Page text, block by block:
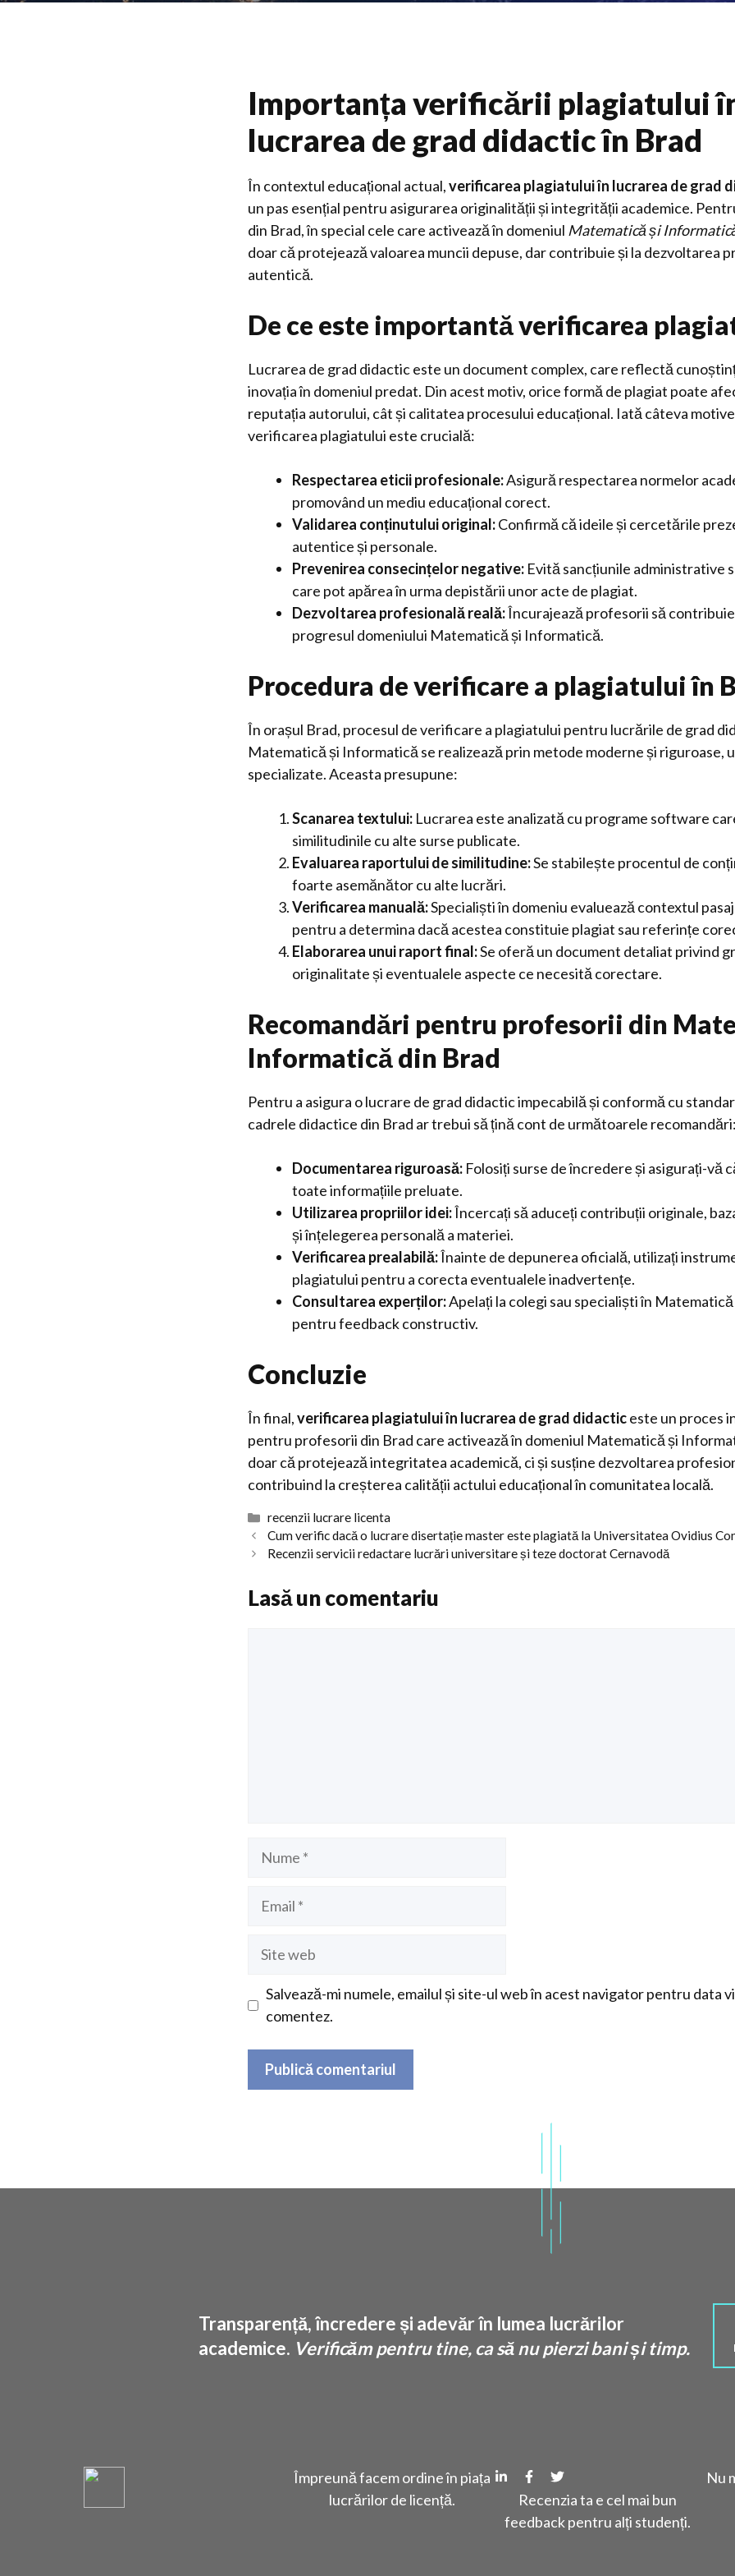
Importanța verificării plagiatului
lucrarea de grad didactic în Brad
În contextul educațional actual,verificarea plagiatului în lucrarea de grad
un pas esențial pentru asigurarea originalității și integrității academice.
din Brad, în special cele care activează în domeniul Matematică și
doar că protejează valoarea muncii depuse, dar contribuie și la dezvoltarea
autentică.
De ce este importantă verificarea
Lucrarea de grad didactic este un document complex, care reflectă
inovația în domeniul predat. Din acest motiv, orice formă de plagiat poate
reputația autorului, cât și calitatea procesului educațional. Iată câteva
verificarea plagiatului este crucială:
Respectarea eticii profesionale:Asigură respectarea normelor
promovând un mediu educațional corect.
Validarea conținutului original:Confirmă că ideile și cercetările
autentice și personale.
Prevenirea consecințelor negative: Evită sancțiunile administrative
care pot apărea în urma depistării unor acte de plagiat.
Dezvoltarea profesională reală:Încurajează profesorii să
progresul domeniului Matematică și Informatică.
Procedura de verificare a plagiatului în
În orașul Brad, procesul de verificare a plagiatului pentru lucrările de grad
Matematică și Informatică se realizează prin metode moderne și riguroase,
specializate. Aceasta presupune:
Scanarea textului: Lucrarea este analizată cu programe software
similitudinile cu alte surse publicate.
Evaluarea raportului de similitudine:Se stabilește procentul de
foarte asemănător cu alte lucrări.
Verificarea manuală:Specialiști în domeniu evaluează contextul
pentru a determina dacă acestea constituie plagiat sau referințe
Elaborarea unui raport final:Se oferă un document detaliat privind
originalitate și eventualele aspecte ce necesită corectare.
Recomandări pentru profesorii din
Informatică din Brad
Pentru a asigura o lucrare de grad didactic impecabilă și conformă cu
cadrele didactice din Brad ar trebui să țină cont de următoarele recomandări:
Documentarea riguroasă: Folosiți surse de încredere și asigurați-vă
toate informațiile preluate.
Utilizarea propriilor idei:Încercați să aduceți contribuții originale,
și înțelegerea personală a materiei.
Verificarea prealabilă:Înainte de depunerea oficială, utilizați
plagiatului pentru a corecta eventualele inadvertențe.
Consultarea experților:Apelați la colegi sau specialiști în
pentru feedback constructiv.
Concluzie
În final,verificarea plagiatului în lucrarea de grad didacticeste un proces
pentru profesorii din Brad care activează în domeniul Matematică și
doar că protejează integritatea academică, ci și susține dezvoltarea
contribuind la creșterea calității actului educațional în comunitatea locală.
Categorii
recenzii lucrare licenta
Cum verific dacă o lucrare disertație master este plagiată la Universitatea Ovidius
Recenzii servicii redactare lucrări universitare și teze doctorat Cernavodă
Lasă un comentariu
Salvează-mi numele, emailul și site-ul web în acest navigator pentru data
comentez.
Transparență, încredere și adevăr în lumea lucrărilor
academice. Verificăm pentru tine, ca să nu pierzi bani și timp.
Împreună facem ordine în piața
lucrărilor de licență.
Recenzia ta e cel mai bun
feedback pentru alți studenți.
Nu